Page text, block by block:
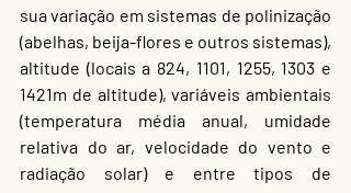
sua variação em sistemas de polinização
(abelhas, beija-flores e outros sistemas),
altitude (locais a 824, 1101, 1255, 1303 e
1421m de altitude), variáveis ambientais
(temperatura média anual, umidade
relativa do ar, velocidade do vento e
radiação solar) e entre tipos de